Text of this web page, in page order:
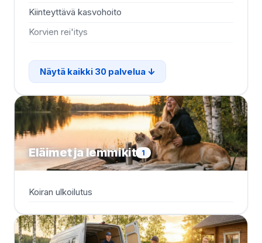
Kiinteyttävä kasvohoito
Korvien rei'itys
Näytä kaikki 30 palvelua
Eläimet ja lemmikit 1
Koiran ulkoilutus